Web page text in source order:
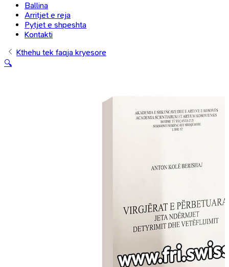
Ballina
Arritjet e reja
Pytjet e shpeshta
Kontakti
Kthehu tek faqja kryesore
🔍